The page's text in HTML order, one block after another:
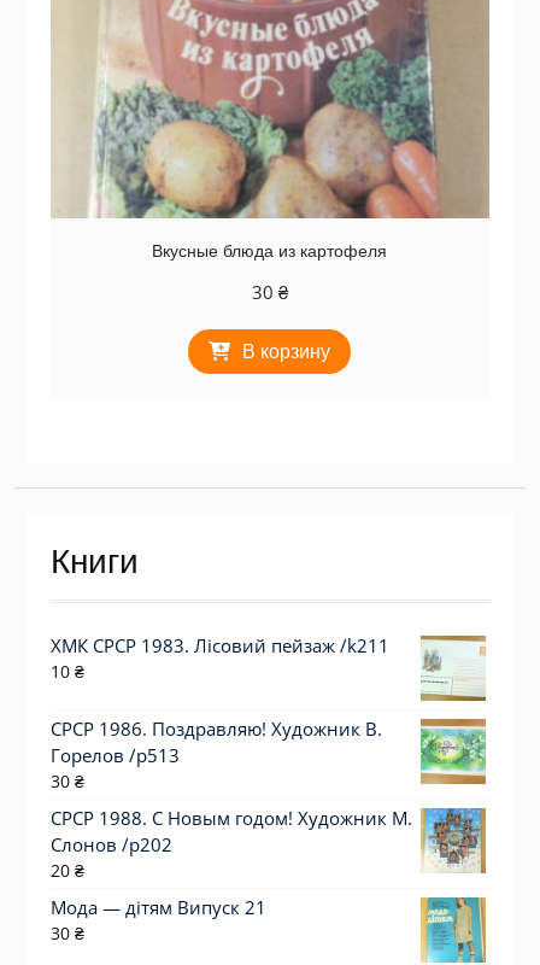
Вкусные блюда из картофеля
30 ₴
В корзину
Книги
ХМК СРСР 1983. Лісовий пейзаж /k211
10 ₴
СРСР 1986. Поздравляю! Художник В.
Горелов /р513
30 ₴
СРСР 1988. С Новым годом! Художник М.
Слонов /р202
20 ₴
Мода — дітям Випуск 21
30 ₴